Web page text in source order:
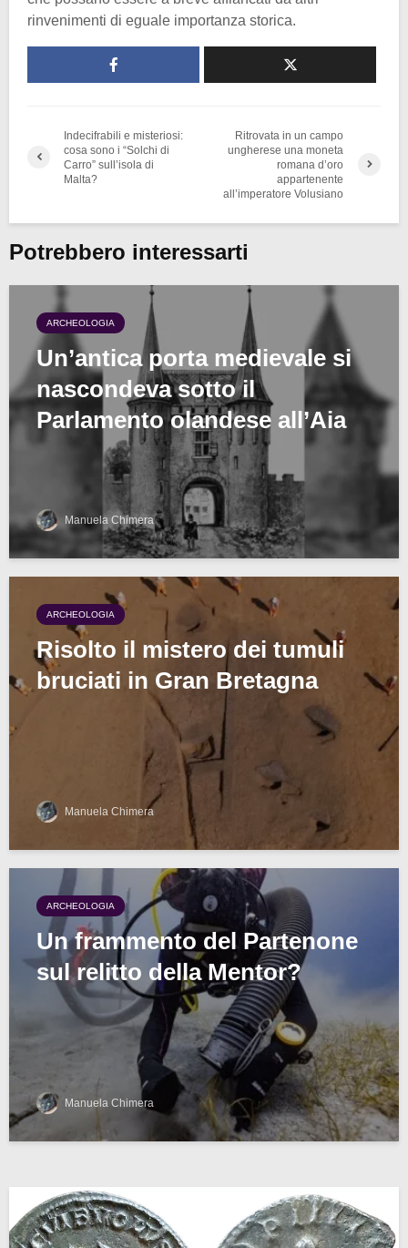
rinvenimenti di eguale importanza storica.
Indecifrabili e misteriosi:
cosa sono i “Solchi di
Carro” sull’isola di
Malta?
Ritrovata in un campo
ungherese una moneta
romana d’oro
appartenente
all’imperatore Volusiano
Potrebbero interessarti
ARCHEOLOGIA
Un’antica porta medievale si
nascondeva sotto il
Parlamento olandese all’Aia
Manuela Chimera
ARCHEOLOGIA
Risolto il mistero dei tumuli
bruciati in Gran Bretagna
Manuela Chimera
ARCHEOLOGIA
Un frammento del Partenone
sul relitto della Mentor?
Manuela Chimera